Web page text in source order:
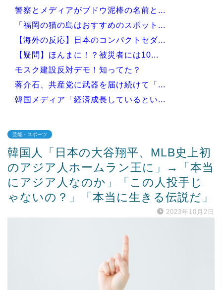
警察とメディアがブドウ泥棒の名前と...
「福岡の猫の島はおすすめのスポット...
【海外の反応】日本のコンパクトセダ...
【疑問】ほんまに！？被災者には10...
モスク建設反対デモ！知ってた？
蒋介石、共産党に武器を届け続けて「...
韓国メディア「経済成長しているとい...
Powered by livedoor 相互RSS
芸能・スポーツ
韓国人「日本の大谷翔平、MLB史上初
のアジア人ホームラン王に」→「本当
にアジア人なのか」「この人投手じ
ゃないの？」「本当に生きる伝説だ」
2023年10月2日